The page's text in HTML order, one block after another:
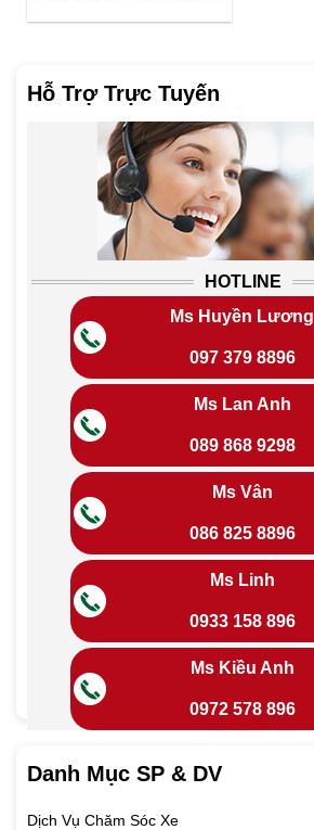
Hỗ Trợ Trực Tuyến
HOTLINE
Ms Huyền Lương
097 379 8896
Ms Lan Anh
089 868 9298
Ms Vân
086 825 8896
Ms Linh
0933 158 896
Ms Kiều Anh
0972 578 896
Danh Mục SP & DV
Dịch Vụ Chăm Sóc Xe